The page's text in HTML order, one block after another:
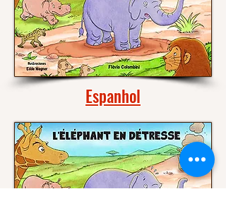
Espanhol